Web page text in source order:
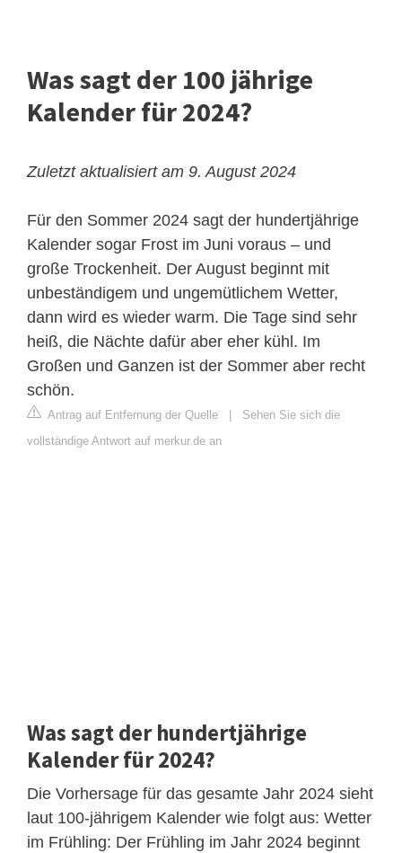
Was sagt der 100 jährige
Kalender für 2024?
Zuletzt aktualisiert am 9. August 2024
Für den Sommer 2024 sagt der hundertjährige
Kalender sogar Frost im Juni voraus – und
große Trockenheit. Der August beginnt mit
unbeständigem und ungemütlichem Wetter,
dann wird es wieder warm. Die Tage sind sehr
heiß, die Nächte dafür aber eher kühl. Im
Großen und Ganzen ist der Sommer aber recht
schön.
Antrag auf Entfernung der Quelle
Sehen Sie sich die
vollständige Antwort auf merkur.de an
Was sagt der hundertjährige
Kalender für 2024?
Die Vorhersage für das gesamte Jahr 2024 sieht
laut 100-jährigem Kalender wie folgt aus: Wetter
im Frühling: Der Frühling im Jahr 2024 beginnt